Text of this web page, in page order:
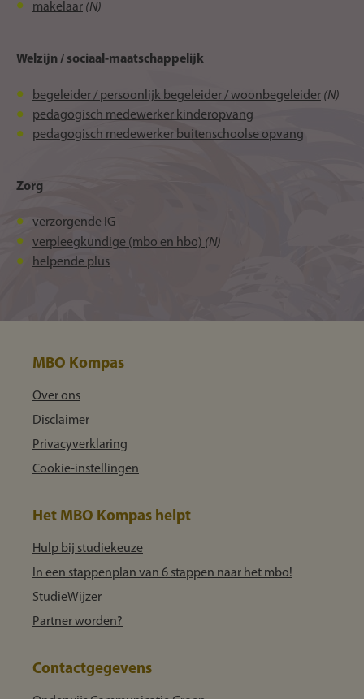
makelaar (N)
Welzijn / sociaal‑maatschappelijk
begeleider / persoonlijk begeleider / woonbegeleider (N)
pedagogisch medewerker kinderopvang
pedagogisch medewerker buitenschoolse opvang
Zorg
verzorgende IG
verpleegkundige (mbo en hbo) (N)
helpende plus
MBO Kompas
Over ons
Disclaimer
Privacyverklaring
Cookie-instellingen
Het MBO Kompas helpt
Hulp bij studiekeuze
In een stappenplan van 6 stappen naar het mbo!
StudieWijzer
Partner worden?
Contactgegevens